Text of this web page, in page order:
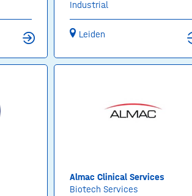
Industrial
Leiden
Almac Clinical Services
Biotech Services